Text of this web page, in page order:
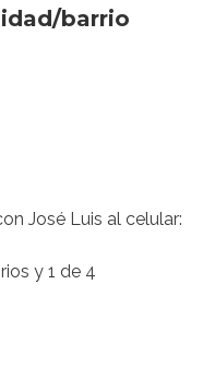
barrio
José Luis al celular:
y 1 de 4